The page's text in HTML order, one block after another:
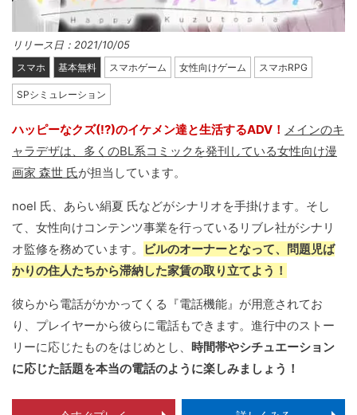
リリース日：2021/10/05
スマホ 基本無料 スマホゲーム 女性向けゲーム スマホRPG
SPシミュレーション
ハッピーなクズ(!?)のイケメン達と生活するADV！ メインのキ
ャラデザは、多くのBL系コミックを発刊している女性向け漫
画家 森世 氏が担当しています。
noel 氏、あらい絹夏 氏などがシナリオを手掛けます。そし
て、女性向けコンテンツ事業を行っているリブレ社がシナリ
オ監修を務めています。
ビルのオーナーとなって、問題児ば
かりの住人たちから滞納した家賃の取り立てよう！
彼らから電話がかかってくる『電話機能』が用意されてお
り、プレイヤーから彼らに電話もできます。進行中のストー
リーに応じたものをはじめとし、 時間帯やシチュエーション
に応じた話題を本当の電話のように楽しみましょう！